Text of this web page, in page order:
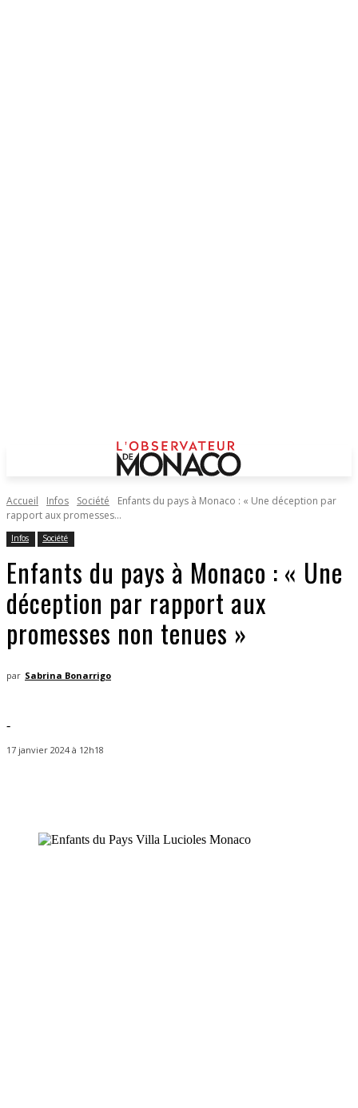
Accueil Infos Société
Enfants du pays à Monaco : « Une déception par
rapport aux promesses...
Infos Société
Enfants du pays à Monaco : « Une
déception par rapport aux
promesses non tenues »
par Sabrina Bonarrigo
-
17 janvier 2024 à 12h18